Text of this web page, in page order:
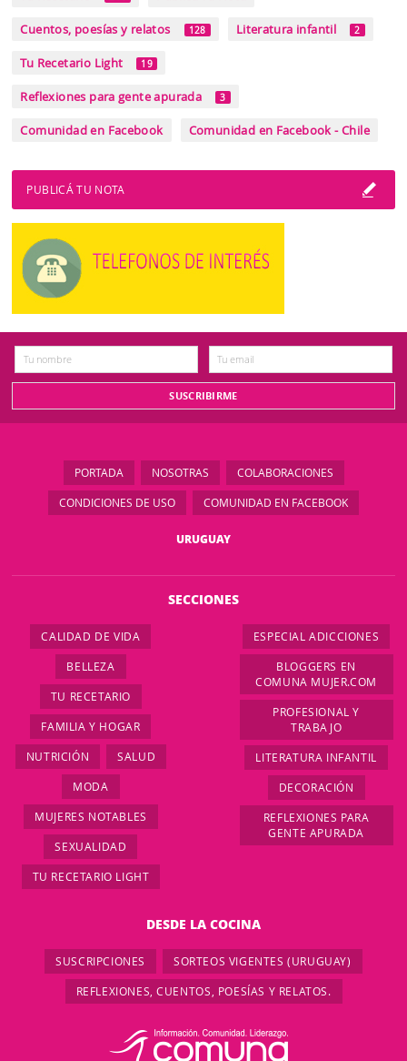
Cuentos, poesías y relatos 128 Literatura infantil 2
Tu Recetario Light 19
Reflexiones para gente apurada 3
Comunidad en Facebook Comunidad en Facebook - Chile
PUBLICÁ TU NOTA
PORTADA NOSOTRAS COLABORACIONES
CONDICIONES DE USO COMUNIDAD EN FACEBOOK
URUGUAY
SECCIONES
CALIDAD DE VIDA
BELLEZA
TU RECETARIO
FAMILIA Y HOGAR
NUTRICIÓN SALUD
MODA
MUJERES NOTABLES
SEXUALIDAD
TU RECETARIO LIGHT
ESPECIAL ADICCIONES
BLOGGERS EN
COMUNA MUJER.COM
PROFESIONAL Y
TRABAJO
LITERATURA INFANTIL
DECORACIÓN
REFLEXIONES PARA
GENTE APURADA
DESDE LA COCINA
SUSCRIPCIONES SORTEOS VIGENTES (URUGUAY)
REFLEXIONES, CUENTOS, POESÍAS Y RELATOS.